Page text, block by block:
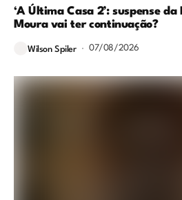
‘A Última Casa 2’: suspense
Moura vai ter continuação?
Wilson Spiler 07/08/2026